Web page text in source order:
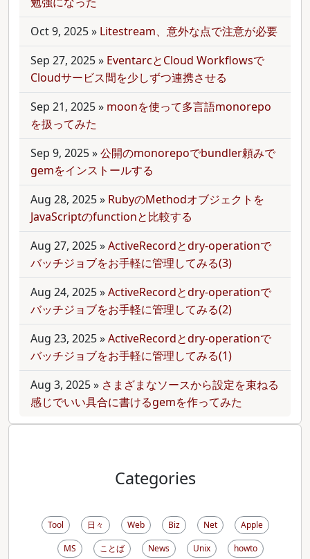
Oct 9, 2025» Litestream、意外な点で注意が必要
Sep 27, 2025» EventarcとCloud Workflowsで
Cloudサービス間を少しずつ連携させる
Sep 21, 2025» moonを使って多言語monorepo
を扱ってみた
Sep 9, 2025»公開のmonorepoでbundler頼みで
gemをインストールする
Aug 28, 2025» RubyのMethodオブジェクトを
JavaScriptのfunctionと比較する
Aug 27, 2025»ActiveRecordとdry-operationで
バッチジョブをお手軽に管理してみる(3)
Aug 24, 2025»ActiveRecordとdry-operationで
バッチジョブをお手軽に管理してみる(2)
Aug 23, 2025»ActiveRecordとdry-operationで
バッチジョブをお手軽に管理してみる(1)
Aug 3, 2025» さまざまなソースから設定を束ねる
感じでいい具合に書けるgemを作ってみた
Categories
Tool 日々 Web Biz Net
Apple
MS
ことば News Unix howto